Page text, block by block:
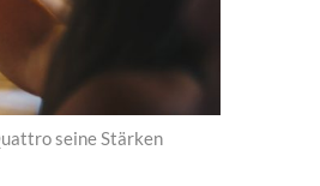
seine Stärken